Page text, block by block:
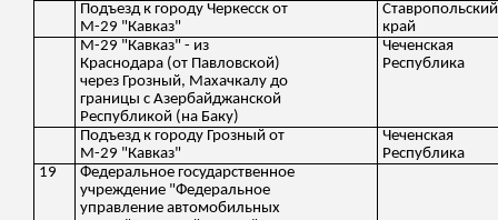
Подъезд к городу Черкесск от
М-29 "Кавказ"
Ставропольский
край
М-29 "Кавказ" - из
Краснодара (от Павловской)
через Грозный, Махачкалу до
границы с Азербайджанской
Республикой (на Баку)
Чеченская
Республика
Подъезд к городу Грозный от
М-29 "Кавказ"
Чеченская
Республика
19
Федеральное государственное
учреждение "Федеральное
управление автомобильных